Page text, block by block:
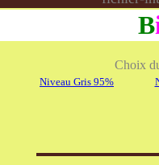
B
Choix
Niveau Gris 95%